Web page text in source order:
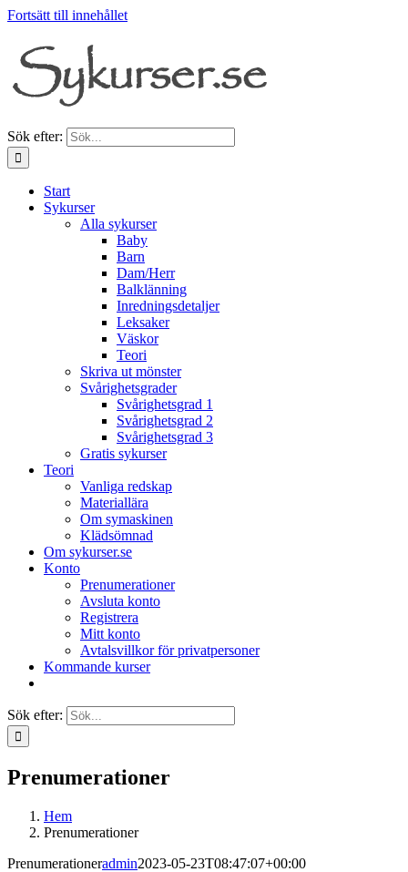
Fortsätt till innehållet
Sök efter:
Start
Sykurser
Alla sykurser
Baby
Barn
Dam/Herr
Balklänning
Inredningsdetaljer
Leksaker
Väskor
Teori
Skriva ut mönster
Svårighetsgrader
Svårighetsgrad 1
Svårighetsgrad 2
Svårighetsgrad 3
Gratis sykurser
Teori
Vanliga redskap
Materiallära
Om symaskinen
Klädsömnad
Om sykurser.se
Konto
Prenumerationer
Avsluta konto
Registrera
Mitt konto
Avtalsvillkor för privatpersoner
Kommande kurser
Sök efter:
Prenumerationer
Hem
Prenumerationer
Prenumerationeradmin2023-05-23T08:47:07+00:00